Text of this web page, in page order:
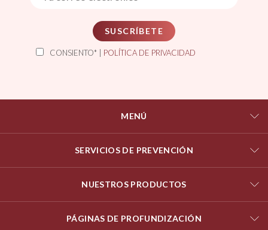
SUSCRÍBETE
CONSIENTO* | POLÍTICA DE PRIVACIDAD
MENÚ
SERVICIOS DE PREVENCIÓN
NUESTROS PRODUCTOS
PÁGINAS DE PROFUNDIZACIÓN